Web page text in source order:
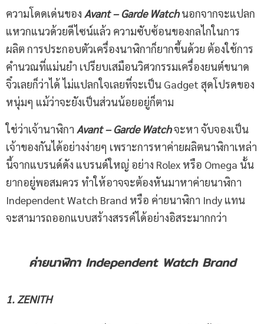
ความโดดเด่นของ Avant – Garde Watchนอกจากจะแปลก
แหวกแนวด้วยดีไซน์แล้ว ความซับซ้อนของกลไกในการ
ผลิต การประกอบตัวเครื่องนาฬิกาก็ยากขึ้นด้วย ต้องใช้การ
คำนวณที่แม่นยำ เปรียบเสมือนวิศวกรรมเครื่องยนต์ขนาด
จิ๋วเลยก็ว่าได้ ไม่แปลกใจเลยที่จะเป็น Gadget สุดโปรดของ
หนุ่มๆ แม้ว่าจะยังเป็นส่วนน้อยอยู่ก็ตาม
ใช่ว่าเจ้านาฬิกา Avant – Garde Watchจะหา จับจองเป็น
เจ้าของกันได้อย่างง่ายๆ เพราะการหาค่ายผลิตนาฬิกาเหล่า
นี้จากแบรนด์ดัง แบรนด์ใหญ่ อย่าง Rolex หรือ Omega นั้น
ยากอยู่พอสมควร ทำให้อาจจะต้องหันมาหาค่ายนาฬิกา
Independent Watch Brand หรือ ค่ายนาฬิกา Indy แทน
จะสามารถออกแบบสร้างสรรค์ได้อย่างอิสระมากกว่า
ค่ายนาฬิกา Independent Watch Brand
1. ZENITH